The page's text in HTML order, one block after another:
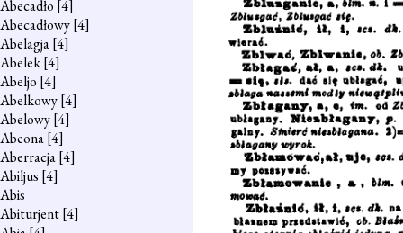
Abecadło [4]
Abecadłowy[4]
Abelagja[4]
Abelek[4]
Abeljo [4]
Abelkowy[4]
Abelowy[4]
Abeona[4]
Aberracja[4]
Abiljus [4]
Abis
Abiturjent[4]